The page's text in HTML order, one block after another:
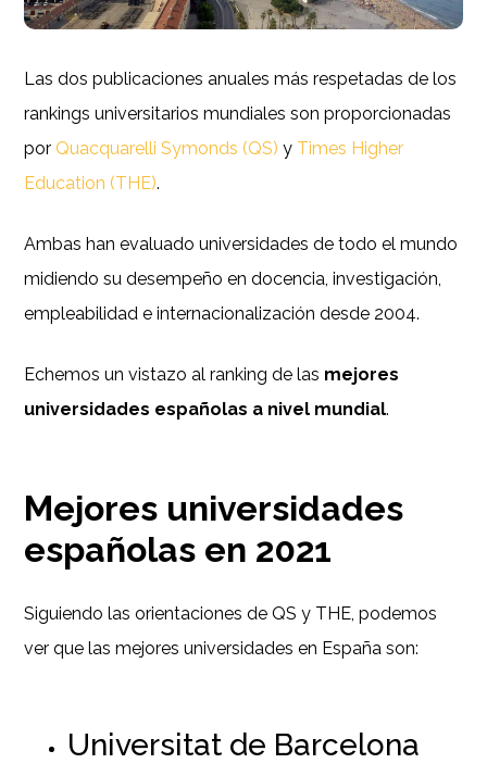
Las dos publicaciones anuales más respetadas de los
rankings universitarios mundiales son proporcionadas
por Quacquarelli Symonds (QS) y Times Higher
Education (THE).
Ambas han evaluado universidades de todo el mundo
midiendo su desempeño en docencia, investigación,
empleabilidad e internacionalización desde 2004.
Echemos un vistazo al ranking de las mejores
universidades españolas a nivel mundial.
Mejores universidades
españolas en 2021
Siguiendo las orientaciones de QS y THE, podemos
ver que las mejores universidades en España son:
Universitat de Barcelona